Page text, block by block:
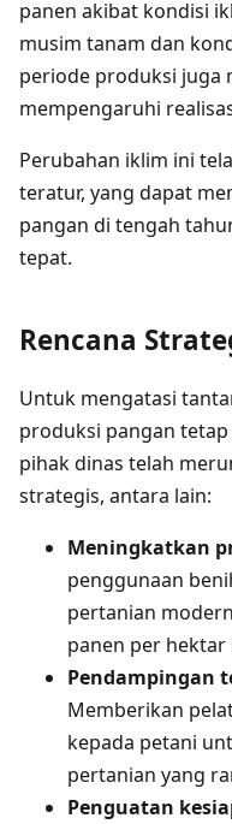
panen akibat kondisi
musim tanam dan
periode produksi juga
mempengaruhi
Perubahan iklim ini
teratur, yang dapat
pangan di tengah
tepat.
Rencana
Untuk mengatasi
produksi pangan
pihak dinas telah
strategis, antara lain:
Meningkatkan
penggunaan
pertanian
panen per hektar
Pendampingan
Memberikan
kepada petani
pertanian yang
Penguatan